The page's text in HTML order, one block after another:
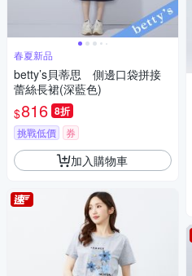
春夏新品
betty’s貝蒂思 側邊口袋拼接
蕾絲長裙(深藍色)
$816 8折
挑戰低價 券
加入購物車